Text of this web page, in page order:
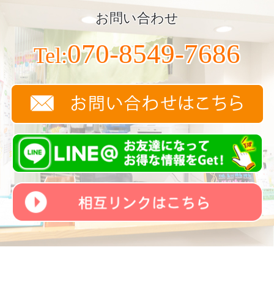
お問い合わせ
Tel:070-8549-7686